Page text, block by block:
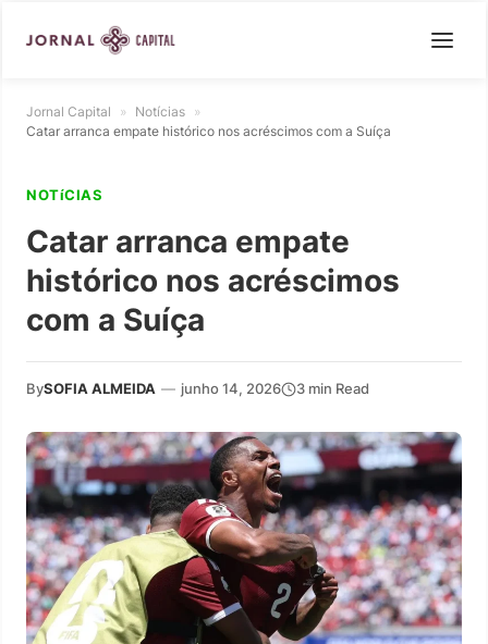
Jornal Capital » Notícias »
Catar arranca empate histórico nos acréscimos com a Suíça
NOTíCIAS
Catar arranca empate
histórico nos acréscimos
com a Suíça
BySOFIA ALMEIDA — junho 14, 2026 3 min Read